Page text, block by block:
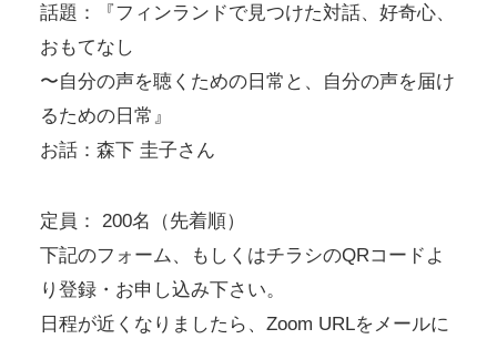
話題：『フィンランドで見つけた対話、好奇心、
おもてなし
〜自分の声を聴くための日常と、自分の声を届け
るための日常』
お話：森下 圭子さん
定員： 200名（先着順）
下記のフォーム、もしくはチラシのQRコードよ
り登録・お申し込み下さい。
日程が近くなりましたら、Zoom URLをメールに